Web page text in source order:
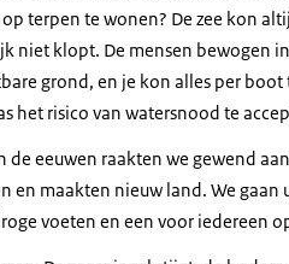
terpen te wonen? De zee kon
niet klopt. De mensen bewogen
grond, en je kon alles per
het risico van watersnood te
de eeuwen raakten we gewend
en maakten nieuw land. We gaan
voeten en een voor iedereen